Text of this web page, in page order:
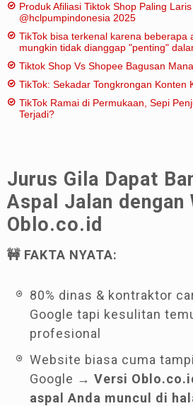
Produk Afiliasi Tiktok Shop Paling
@hclpumpindonesia 2025
TikTok bisa terkenal karena beberapa
mungkin tidak dianggap "penting"
Tiktok Shop Vs Shopee Bagusan Mana
TikTok: Sekadar Tongkrongan Konten
TikTok Ramai di Permukaan, Sepi
Terjadi?
Jurus Gila Dapat
Aspal Jalan dengan
Oblo.co.id
🚧 FAKTA NYATA:
80% dinas & kontraktor
Google tapi kesulitan
profesional
Website biasa cuma
Google →Versi
aspal Anda muncul di